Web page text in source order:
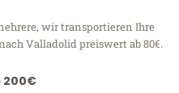
wir transportieren Ihre
Valladolid preiswert ab 80€.
200€